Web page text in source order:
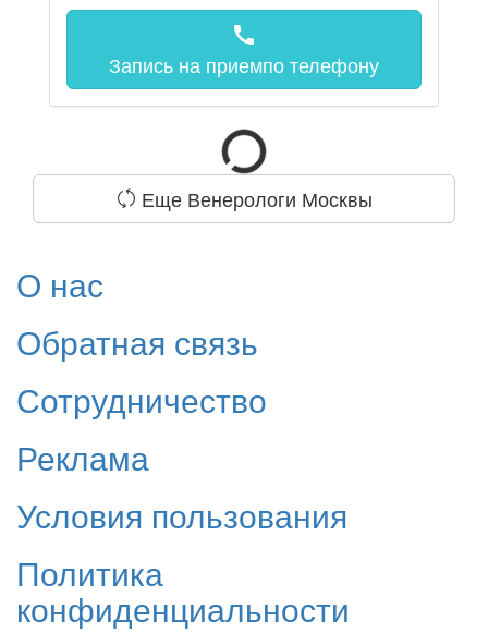
call
Запись на приемпо телефону
Еще Венерологи Москвы
О нас
Обратная связь
Сотрудничество
Реклама
Условия пользования
Политика
конфиденциальности